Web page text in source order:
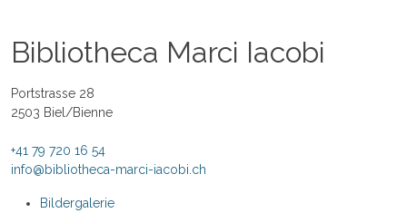
Bibliotheca Marci Iacobi
Portstrasse 28
2503 Biel/Bienne
+41 79 720 16 54
info@bibliotheca-marci-iacobi.ch
Bildergalerie